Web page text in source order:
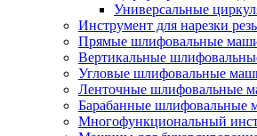
Универсальные
Инструмент для нарезки
Прямые шлифовальные
Вертикальные
Угловые шлифовальные
Ленточные шлифовальные
Барабанные шлифовальные
Многофункциональный